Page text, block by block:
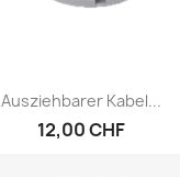
Ausziehbarer Kabel...
12,00 CHF